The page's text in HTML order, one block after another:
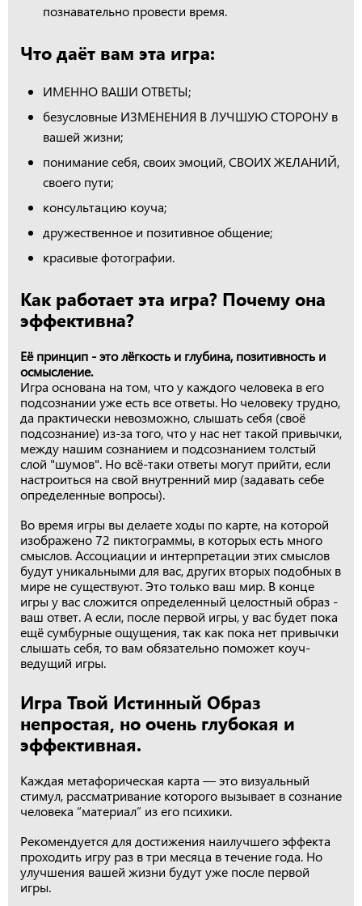
познавательно провести время.
Что даёт вам эта игра:
ИМЕННО ВАШИ ОТВЕТЫ;
безусловные ИЗМЕНЕНИЯ В ЛУЧШУЮ СТОРОНУ в
вашей жизни;
понимание себя, своих эмоций, СВОИХ ЖЕЛАНИЙ,
своего пути;
консультацию коуча;
дружественное и позитивное общение;
красивые фотографии.
Как работает эта игра? Почему она
эффективна?
Её принцип - это лёгкость и глубина, позитивность и
осмысление.
Игра основана на том, что у каждого человека в его
подсознании уже есть все ответы. Но человеку трудно,
да практически невозможно, слышать себя (своё
подсознание) из-за того, что у нас нет такой привычки,
между нашим сознанием и подсознанием толстый
слой "шумов". Но всё-таки ответы могут прийти, если
настроиться на свой внутренний мир (задавать себе
определенные вопросы).
Во время игры вы делаете ходы по карте, на которой
изображено 72 пиктограммы, в которых есть много
смыслов. Ассоциации и интерпретации этих смыслов
будут уникальными для вас, других вторых подобных в
мире не существуют. Это только ваш мир. В конце
игры у вас сложится определенный целостный образ -
ваш ответ. А если, после первой игры, у вас будет пока
ещё сумбурные ощущения, так как пока нет привычки
слышать себя, то вам обязательно поможет коуч-
ведущий игры.
Игра Твой Истинный Образ
непростая, но очень глубокая и
эффективная.
Каждая метафорическая карта — это визуальный
стимул, рассматривание которого вызывает в сознание
человека “материал” из его психики.
Рекомендуется для достижения наилучшего эффекта
проходить игру раз в три месяца в течение года. Но
улучшения вашей жизни будут уже после первой
игры.